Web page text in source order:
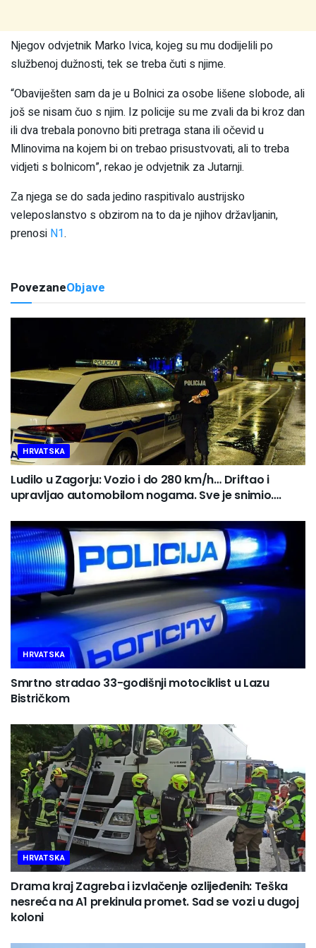
Njegov odvjetnik Marko Ivica, kojeg su mu dodijelili po
službenoj dužnosti, tek se treba čuti s njime.
“Obaviješten sam da je u Bolnici za osobe lišene slobode, ali
još se nisam čuo s njim. Iz policije su me zvali da bi kroz dan
ili dva trebala ponovno biti pretraga stana ili očevid u
Mlinovima na kojem bi on trebao prisustvovati, ali to treba
vidjeti s bolnicom”, rekao je odvjetnik za Jutarnji.
Za njega se do sada jedino raspitivalo austrijsko
veleposlanstvo s obzirom na to da je njihov državljanin,
prenosi N1.
PovezaneObjave
HRVATSKA
Ludilo u Zagorju: Vozio i do 280 km/h… Driftao i
upravljao automobilom nogama. Sve je snimio….
HRVATSKA
Smrtno stradao 33-godišnji motociklist u Lazu
Bistričkom
HRVATSKA
Drama kraj Zagreba i izvlačenje ozlijeđenih: Teška
nesreća na A1 prekinula promet. Sad se vozi u dugoj
koloni